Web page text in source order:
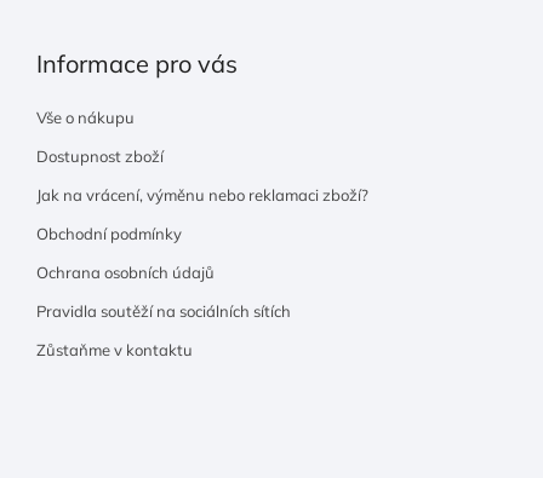
Informace pro vás
Vše o nákupu
Dostupnost zboží
Jak na vrácení, výměnu nebo reklamaci zboží?
Obchodní podmínky
Ochrana osobních údajů
Pravidla soutěží na sociálních sítích
Zůstaňme v kontaktu